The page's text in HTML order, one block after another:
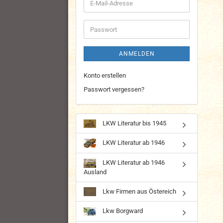
E-
Mail-
Adresse
Passwort
ANMELDEN
Konto erstellen
Passwort vergessen?
LKW Literatur bis 1945
LKW Literatur ab 1946
LKW Literatur ab 1946
Ausland
Lkw Firmen aus Östereich
Lkw Borgward